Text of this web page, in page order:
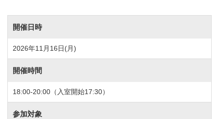
開催日時
2026年11月16日(月)
開催時間
18:00-20:00（入室開始17:30）
参加対象